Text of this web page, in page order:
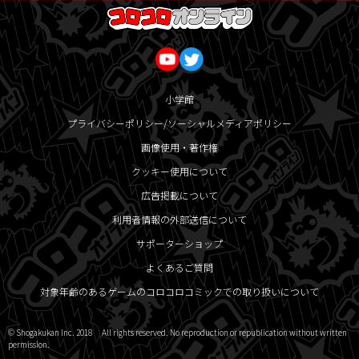
小学館
プライバシーポリシー/ソーシャルメディアポリシー
画像使用・著作権
クッキー使用について
広告掲載について
利用者情報の外部送信について
サポーターショップ
よくあるご質問
対象年齢のあるゲームのコロコロコミックでの取り扱いについて
© Shogakukan Inc. 2018 All rights reserved. No reproduction or republication without written
permission.